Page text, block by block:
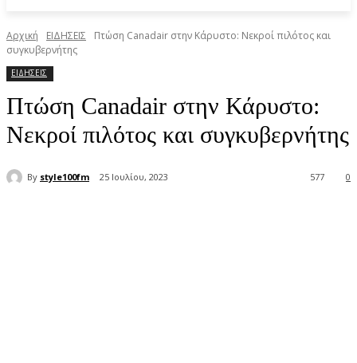
Αρχική ΕΙΔΗΣΕΙΣ
Πτώση Canadair στην Κάρυστο: Νεκροί πιλότος και
συγκυβερνήτης
ΕΙΔΗΣΕΙΣ
Πτώση Canadair στην Κάρυστο:
Νεκροί πιλότος και συγκυβερνήτης
By style100fm 25 Ιουλίου, 2023 0
577